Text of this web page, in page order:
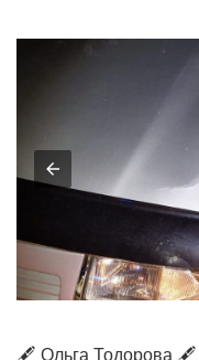
🖋️ Ольга Тодорова 🖋️